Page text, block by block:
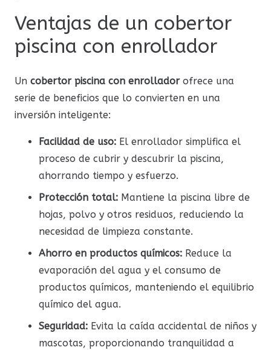
Ventajas de un cobertor
piscina con enrollador
Un cobertor piscina con enrolladorofrece una
serie de beneficios que lo convierten en una
inversión inteligente:
Facilidad de uso: El enrollador simplifica el
proceso de cubrir y descubrir la piscina,
ahorrando tiempo y esfuerzo.
Protección total: Mantiene la piscina libre de
hojas, polvo y otros residuos, reduciendo la
necesidad de limpieza constante.
Ahorro en productos químicos: Reduce la
evaporación del agua y el consumo de
productos químicos, manteniendo el equilibrio
químico del agua.
Seguridad: Evita la caída accidental de niños y
mascotas, proporcionando tranquilidad a